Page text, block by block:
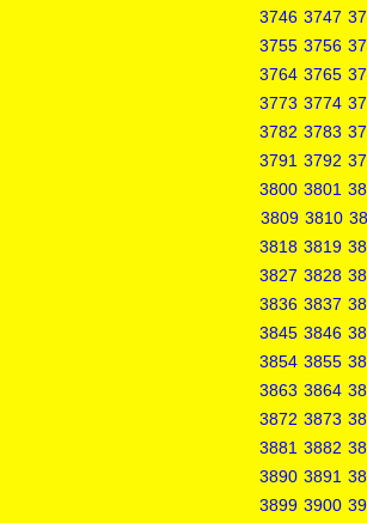
3746 3747
3755 3756
3764 3765
3773 3774
3782 3783
3791 3792
3800 3801
3809 3810
3818 3819
3827 3828
3836 3837
3845 3846
3854 3855
3863 3864
3872 3873
3881 3882
3890 3891
3899 3900